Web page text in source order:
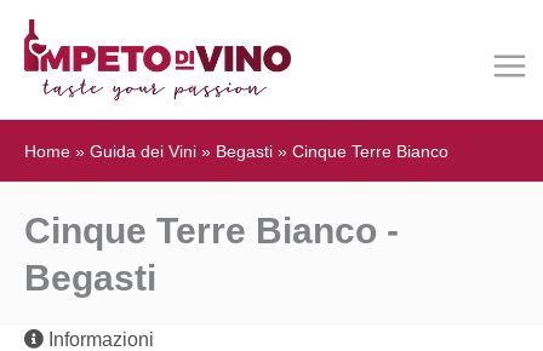
Home » Guida dei Vini » Begasti » Cinque Terre Bianco
Cinque Terre Bianco -
Begasti
Informazioni